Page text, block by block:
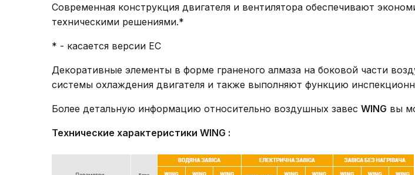
Современная конструкция двигателя и вентилятора обеспечивают
техническими решениями.*
* - касается версии EC
Декоративные элементы в форме граненого алмаза на боковой части
системы охлаждения двигателя и также выполняют функцию
Более детальную информацию относительно воздушных завес WING вы
Технические характеристики WING :